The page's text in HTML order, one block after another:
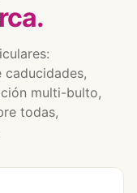
multi-bulto,
todas,